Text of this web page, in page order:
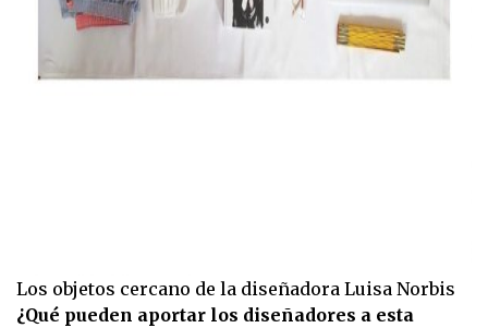
Los objetos cercano de la diseñadora Luisa Norbis
¿Qué pueden aportar los diseñadores a esta